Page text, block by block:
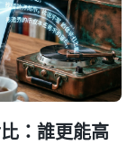
：誰更能高